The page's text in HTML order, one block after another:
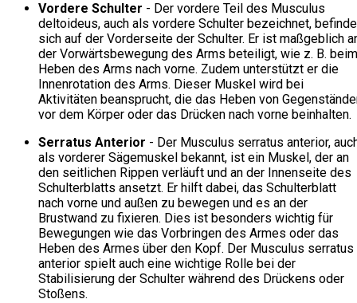
Vordere Schulter - Der vordere Teil des Musculus
deltoideus, auch als vordere Schulter bezeichnet,
sich auf der Vorderseite der Schulter. Er ist maßgeblich
der Vorwärtsbewegung des Arms beteiligt, wie z. B. beim
Heben des Arms nach vorne. Zudem unterstützt er die
Innenrotation des Arms. Dieser Muskel wird bei
Aktivitäten beansprucht, die das Heben von
vor dem Körper oder das Drücken nach vorne beinhalten.
Serratus Anterior - Der Musculus serratus anterior,
als vorderer Sägemuskel bekannt, ist ein Muskel, der an
den seitlichen Rippen verläuft und an der Innenseite des
Schulterblatts ansetzt. Er hilft dabei, das Schulterblatt
nach vorne und außen zu bewegen und es an der
Brustwand zu fixieren. Dies ist besonders wichtig für
Bewegungen wie das Vorbringen des Armes oder das
Heben des Armes über den Kopf. Der Musculus serratus
anterior spielt auch eine wichtige Rolle bei der
Stabilisierung der Schulter während des Drückens oder
Stoßens.